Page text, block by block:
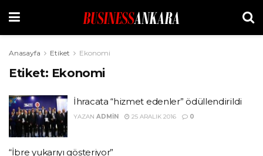
Anasayfa Etiket Ekonomi
Etiket: Ekonomi
İhracata “hizmet edenler” ödüllendirildi
YAZAN ADMIN 25 ARALIK 2016 0
“İbre yukarıyı gösteriyor”